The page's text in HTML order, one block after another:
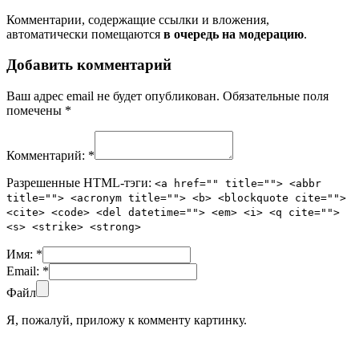
Комментарии, содержащие ссылки и вложения,
автоматически помещаются в очередь на модерацию.
Добавить комментарий
Ваш адрес email не будет опубликован. Обязательные поля
помечены *
Комментарий: *
Разрешенные HTML-тэги: <a href="" title=""> <abbr
title=""> <acronym title=""> <b> <blockquote cite="">
<cite> <code> <del datetime=""> <em> <i> <q cite="">
<s> <strike> <strong>
Имя: *
Email: *
Файл
Я, пожалуй, приложу к комменту картинку.